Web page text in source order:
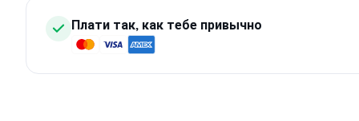
Плати так, как тебе привычно